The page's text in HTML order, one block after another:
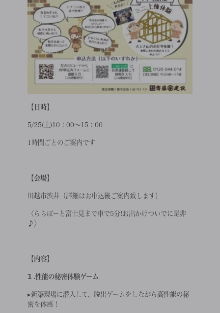
【日時】
5/25(土)10：00～15：00
1時間ごとのご案内です
【会場】
川越市渋井（詳細はお申込後ご案内致します）
〈ららぽーと富士見まで車で5分!お出かけついでに是非
♪〉
【内容】
𝟙 .性能の秘密体験ゲーム
▸新築現場に潜入して、脱出ゲームをしながら高性能の秘
密を体感！